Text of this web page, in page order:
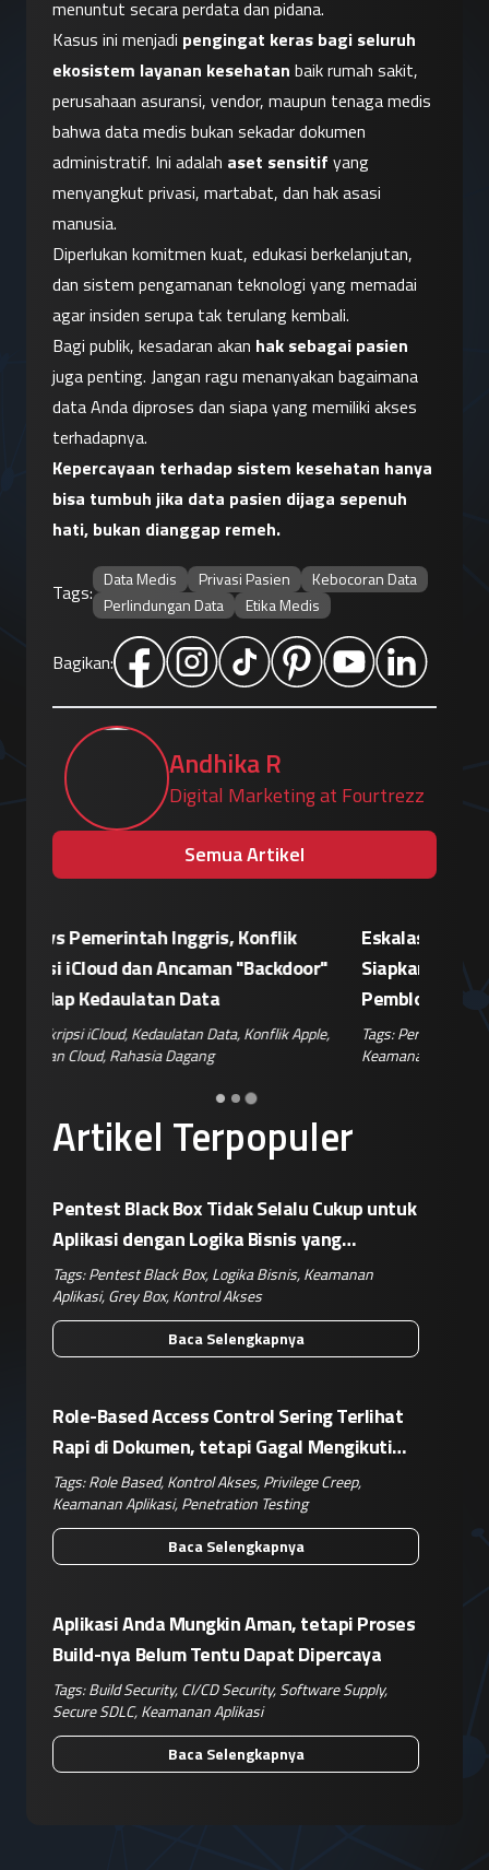
menuntut secara perdata dan pidana.
Kasus ini menjadi pengingat keras bagi seluruh
ekosistem layanan kesehatan baik rumah sakit,
perusahaan asuransi, vendor, maupun tenaga medis
bahwa data medis bukan sekadar dokumen
administratif. Ini adalah aset sensitif yang
menyangkut privasi, martabat, dan hak asasi
manusia.
Diperlukan komitmen kuat, edukasi berkelanjutan,
dan sistem pengamanan teknologi yang memadai
agar insiden serupa tak terulang kembali.
Bagi publik, kesadaran akan hak sebagai pasien
juga penting. Jangan ragu menanyakan bagaimana
data Anda diproses dan siapa yang memiliki akses
terhadapnya.
Kepercayaan terhadap sistem kesehatan hanya
bisa tumbuh jika data pasien dijaga sepenuh
hati, bukan dianggap remeh.
Tags:
Data Medis Privasi Pasien
Kebocoran Data
Perlindungan Data
Etika Medis
Bagikan:
Andhika R
Digital Marketing at Fourtrezz
Semua Artikel
Artikel Terpopuler
Pentest Black Box Tidak Selalu Cukup untuk
Aplikasi dengan Logika Bisnis yang
Kompleks
Tags:Pentest Black Box,Logika Bisnis,Keamanan
Aplikasi,Grey Box,Kontrol Akses
Baca Selengkapnya
Role-Based Access Control Sering Terlihat
Rapi di Dokumen, tetapi Gagal Mengikuti
Operasional Nyata
Tags:Role Based,Kontrol Akses,Privilege Creep,
Keamanan Aplikasi,Penetration Testing
Baca Selengkapnya
Aplikasi Anda Mungkin Aman, tetapi Proses
Build-nya Belum Tentu Dapat Dipercaya
Tags:Build Security,CI/CD Security,Software Supply,
Secure SDLC,Keamanan Aplikasi
Baca Selengkapnya
Eskalasi Perang Teknologi, China
Siapkan Retaliasi Terhadap Kebijakan
Pemblokiran Robot dan Inverter oleh AS
Tags:Perang Teknologi,Kebijakan AS,Retaliasi China,
Keamanan IoT,Risiko Pasok